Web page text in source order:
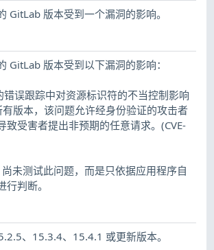
GitLab 版本受到一个漏洞的影响。
GitLab 版本受到以下漏洞的影响：
错误跟踪中对资源标识符的不当控制影响
版本，该问题允许经身份验证的攻击者
致受害者提出非预期的任意请求。(CVE-
未测试此问题，而是只依据应用程序自
判断。
、15.3.4、15.4.1 或更新版本。